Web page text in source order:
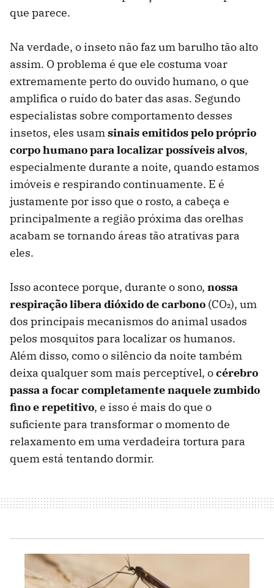
que parece.
Na verdade, o inseto não faz um barulho tão alto
assim. O problema é que ele costuma voar
extremamente perto do ouvido humano, o que
amplifica o ruído do bater das asas. Segundo
especialistas sobre comportamento desses
insetos, eles usamsinais emitidos pelo próprio
corpo humano para localizar possíveis alvos,
especialmente durante a noite, quando estamos
imóveis e respirando continuamente. E é
justamente por isso que o rosto, a cabeça e
principalmente a região próxima das orelhas
acabam se tornando áreas tão atrativas para
eles.
Isso acontece porque, durante o sono, nossa
respiração libera dióxido de carbono (CO₂), um
dos principais mecanismos do animal usados
pelos mosquitos para localizar os humanos.
Além disso, como o silêncio da noite também
deixa qualquer som mais perceptível, océrebro
passa a focar completamente naquele zumbido
fino e repetitivo, e isso é mais do que o
suficiente para transformar o momento de
relaxamento em uma verdadeira tortura para
quem está tentando dormir.